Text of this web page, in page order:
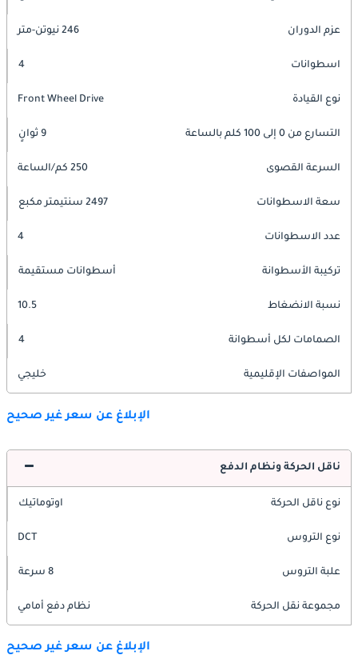
عزم الدوران 246 نيوتن-متر
اسطوانات 4
نوع القيادة Front Wheel Drive
التسارع من 0 إلى 100 كلم بالساعة 9 ثوانٍ
السرعة القصوى 250 كم/الساعة
سعة الاسطوانات 2497 سنتيمتر مكبع
عدد الاسطوانات 4
تركيبة الأسطوانة أسطوانات مستقيمة
نسبة الانضغاط 10.5
الصمامات لكل أسطوانة 4
المواصفات الإقليمية خليجي
الإبلاغ عن سعر غير صحيح
ناقل الحركة ونظام الدفع
نوع ناقل الحركة اوتوماتيك
نوع التروس DCT
علبة التروس 8 سرعة
مجموعة نقل الحركة نظام دفع أمامي
الإبلاغ عن سعر غير صحيح